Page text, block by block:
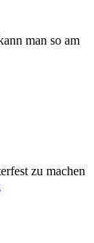
man so am
zu machen